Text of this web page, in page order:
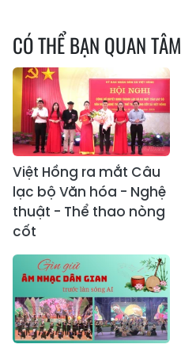
CÓ THỂ BẠN QUAN TÂM
Việt Hồng ra mắt Câu
lạc bộ Văn hóa - Nghệ
thuật - Thể thao nòng
cốt